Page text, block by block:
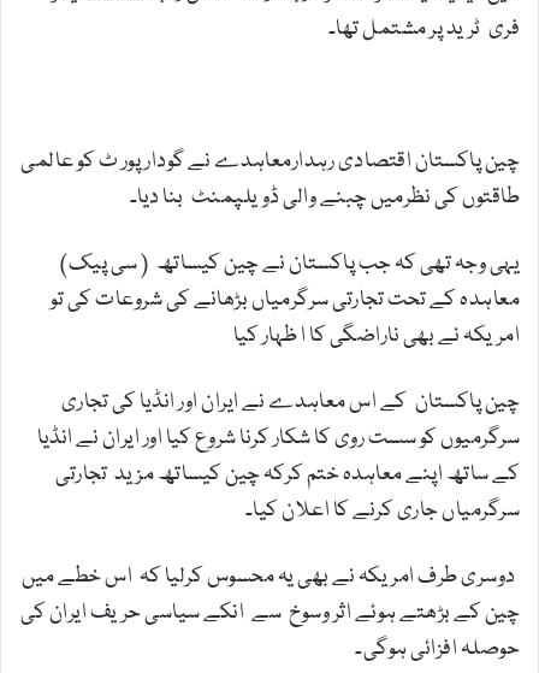
فری ٹرید پر مشتمل تھا۔
چین پاکستان اقتصادی رہدارمعاہدے نے گودارپور ٹ کو عالمی
طاقتوں کی نظرمیں چبنے والی ڈویلپمنٹ بنا دیا۔
یہی وجہ تھی کہ جب پاکستان نے چین کیساتھ ( سی پیک)
معاہدہ کے تحت تجارتی سرگرمیاں بڑھانے کی شروعات کی تو
امریکہ نے بھی ناراضگی کا ا ظہار کیا
چین پاکستان کے اس معاہدے نے ایران اور انڈیا کی تجاری
سرگرمیوں کو سست روی کا شکار کرنا شروع کیا اور ایران نے انڈیا
کے ساتھ اپنے معاہدہ ختم کرکہ چین کیساتھ مزید تجارتی
سرگرمیاں جاری کرنے کا اعلان کیا۔
دوسری طرف امریکہ نے بھی یہ محسوس کرلیا کہ اس خطے میں
چین کے بڑھتے ہوئے اثر وسوخ سے انکے سیاسی حریف ایران کی
حوصلہ افزائی ہوگی۔